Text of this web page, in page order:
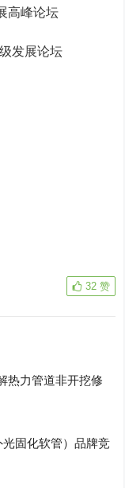
高峰论坛
发展论坛
32 赞
热力管道非开挖修
固化软管）品牌竞